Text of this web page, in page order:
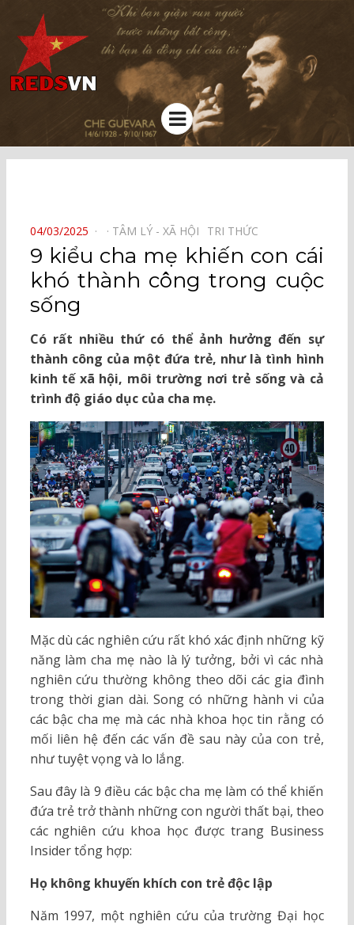
Kênh chia sẻ tri thức cộng đồng
Menu
POSTED
ON
04/03/2025 TÂM LÝ - XÃ HỘI⠀ TRI THỨC⠀
9 kiểu cha mẹ khiến con cái
khó thành công trong cuộc
sống
Có rất nhiều thứ có thể ảnh hưởng đến sự
thành công của một đứa trẻ, như là tình hình
kinh tế xã hội, môi trường nơi trẻ sống và cả
trình độ giáo dục của cha mẹ.
Mặc dù các nghiên cứu rất khó xác định những kỹ
năng làm cha mẹ nào là lý tưởng, bởi vì các nhà
nghiên cứu thường không theo dõi các gia đình
trong thời gian dài. Song có những hành vi của
các bậc cha mẹ mà các nhà khoa học tin rằng có
mối liên hệ đến các vấn đề sau này của con trẻ,
như tuyệt vọng và lo lắng.
Sau đây là 9 điều các bậc cha mẹ làm có thể khiến
đứa trẻ trở thành những con người thất bại, theo
các nghiên cứu khoa học được trang Business
Insider tổng hợp:
Họ không khuyến khích con trẻ độc lập
Năm 1997, một nghiên cứu của trường Đại học